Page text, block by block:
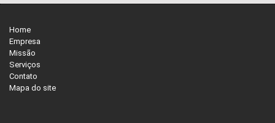
Home
Empresa
Missão
Serviços
Contato
Mapa do site